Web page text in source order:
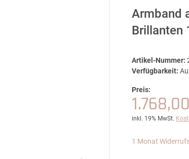
Armband
Brillanten
Artikel-Nummer:
Verfügbarkeit:
Preis:
inkl. 19% MwSt.
1 Monat